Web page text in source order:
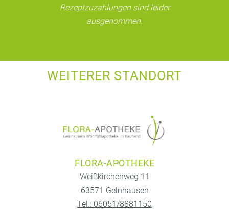
Rezeptzuzahlungen sind leider
ausgenommen.
WEITERER STANDORT
FLORA-APOTHEKE
Weißkirchenweg 11
63571 Gelnhausen
Tel.: 06051/8881150